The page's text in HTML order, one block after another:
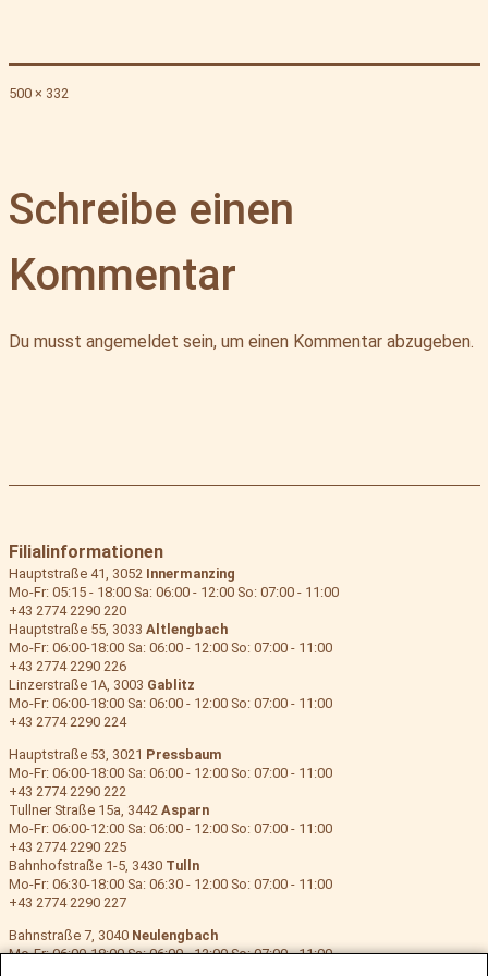
Originalgröße
500 × 332
Schreibe einen
Kommentar
Du musst angemeldet sein, um einen Kommentar abzugeben.
Filialinformationen
Hauptstraße 41, 3052 Innermanzing
Mo-Fr: 05:15 - 18:00 Sa: 06:00 - 12:00 So: 07:00 - 11:00
+43 2774 2290 220
Hauptstraße 55, 3033 Altlengbach
Mo-Fr: 06:00-18:00 Sa: 06:00 - 12:00 So: 07:00 - 11:00
+43 2774 2290 226
Linzerstraße 1A, 3003 Gablitz
Mo-Fr: 06:00-18:00 Sa: 06:00 - 12:00 So: 07:00 - 11:00
+43 2774 2290 224
Hauptstraße 53, 3021 Pressbaum
Mo-Fr: 06:00-18:00 Sa: 06:00 - 12:00 So: 07:00 - 11:00
+43 2774 2290 222
Tullner Straße 15a, 3442 Asparn
Mo-Fr: 06:00-12:00 Sa: 06:00 - 12:00 So: 07:00 - 11:00
+43 2774 2290 225
Bahnhofstraße 1-5, 3430 Tulln
Mo-Fr: 06:30-18:00 Sa: 06:30 - 12:00 So: 07:00 - 11:00
+43 2774 2290 227
Bahnstraße 7, 3040 Neulengbach
Mo-Fr: 06:00-18:00 Sa: 06:00 - 12:00 So: 07:00 - 11:00